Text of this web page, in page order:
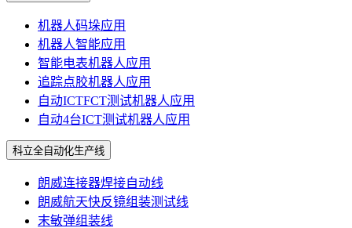
机器人码垛应用
机器人智能应用
智能电表机器人应用
追踪点胶机器人应用
自动ICTFCT测试机器人应用
自动4台ICT测试机器人应用
科立全自动化生产线
朗威连接器焊接自动线
朗威航天快反镜组装测试线
末敏弹组装线